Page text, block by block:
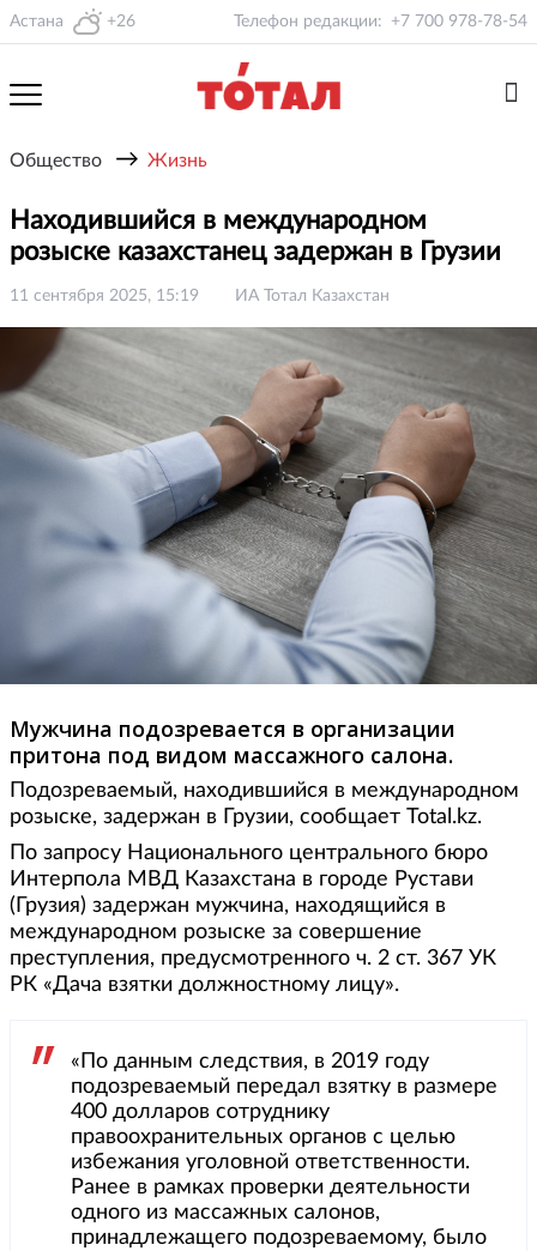
Астана +26 Телефон редакции: +7 700 978-78-54
Общество → Жизнь
Находившийся в международном
розыске казахстанец задержан в Грузии
11 сентября 2025, 15:19 ИА Тотал Казахстан
Мужчина подозревается в организации
притона под видом массажного салона.
Подозреваемый, находившийся в международном
розыске, задержан в Грузии, сообщает Total.kz.
По запросу Национального центрального бюро
Интерпола МВД Казахстана в городе Рустави
(Грузия) задержан мужчина, находящийся в
международном розыске за совершение
преступления, предусмотренного ч. 2 ст. 367 УК
РК «Дача взятки должностному лицу».
«По данным следствия, в 2019 году
подозреваемый передал взятку в размере
400 долларов сотруднику
правоохранительных органов с целью
избежания уголовной ответственности.
Ранее в рамках проверки деятельности
одного из массажных салонов,
принадлежащего подозреваемому, было